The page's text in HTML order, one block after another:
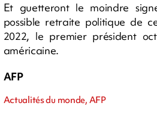
Et guetteront le moindre
possible retraite politique de
2022, le premier président
américaine.
AFP
Actualités du monde, AFP